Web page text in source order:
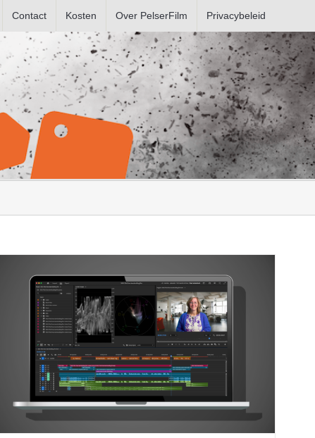
Contact Kosten Over PelserFilm Privacybeleid